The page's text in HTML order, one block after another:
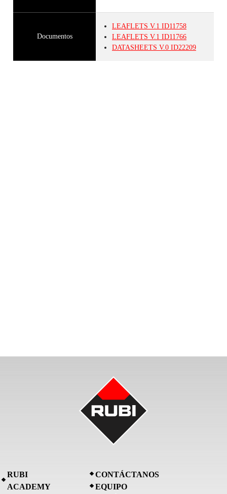
Documentos
LEAFLETS V.1 ID11758
LEAFLETS V.1 ID11766
DATASHEETS V.0 ID22209
RUBI
ACADEMY
CONTÁCTANOS
EQUIPO